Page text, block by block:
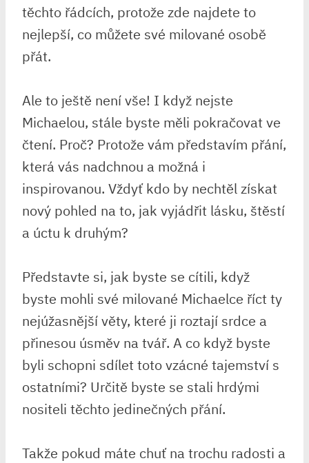
těchto řádcích, protože zde najdete to
nejlepší, co můžete své milované osobě
přát.
Ale to ještě není vše! I když nejste
Michaelou, stále byste měli pokračovat ve
čtení. Proč? Protože vám představím přání,
která vás nadchnou a možná i
inspirovanou. Vždyť kdo by nechtěl získat
nový pohled na to, jak vyjádřit lásku, štěstí
a úctu k druhým?
Představte si, jak byste se cítili, když
byste mohli své milované Michaelce říct ty
nejúžasnější věty, které ji roztají srdce a
přinesou úsměv na tvář. A co když byste
byli schopni sdílet toto vzácné tajemství s
ostatními? Určitě byste se stali hrdými
nositeli těchto jedinečných přání.
Takže pokud máte chuť na trochu radosti a